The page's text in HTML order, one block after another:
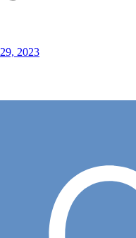
2023